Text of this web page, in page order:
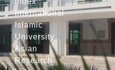
International
Islamic
University
Asian
Research